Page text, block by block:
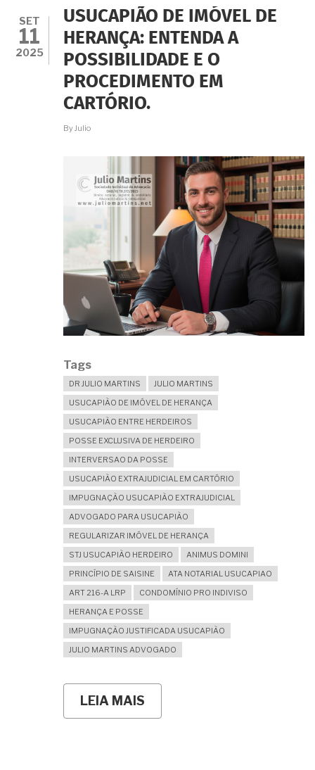
COMPROVAÇÃO
DE
BENFEITORIAS
E
REFORMAS
PARA
FINS
DE
USUCAPIÃO.
SET
11
2025
USUCAPIÃO DE IMÓVEL DE
HERANÇA: ENTENDA A
POSSIBILIDADE E O
PROCEDIMENTO EM
CARTÓRIO.
ByJulio
Tags
DR JULIO MARTINS
JULIO MARTINS
USUCAPIÃO DE IMÓVEL DE HERANÇA
USUCAPIÃO ENTRE HERDEIROS
POSSE EXCLUSIVA DE HERDEIRO
INTERVERSAO DA POSSE
USUCAPIÃO EXTRAJUDICIAL EM CARTÓRIO
IMPUGNAÇÃO USUCAPIÃO EXTRAJUDICIAL
ADVOGADO PARA USUCAPIÃO
REGULARIZAR IMÓVEL DE HERANÇA
STJ USUCAPIÃO HERDEIRO
ANIMUS DOMINI
PRINCÍPIO DE SAISINE
ATA NOTARIAL USUCAPIAO
ART 216-A LRP
CONDOMÍNIO PRO INDIVISO
HERANÇA E POSSE
IMPUGNAÇÃO JUSTIFICADA USUCAPIÃO
JULIO MARTINS ADVOGADO
LEIA MAIS
USUCAPIÃO